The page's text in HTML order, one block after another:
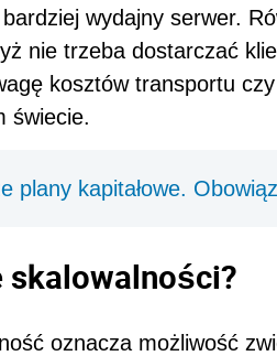
wydajny serwer.
nie trzeba dostarczać
kosztów transportu czy
świecie.
plany kapitałowe.
skalowalności?
oznacza możliwość